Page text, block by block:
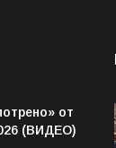
от
(ВИДЕО)